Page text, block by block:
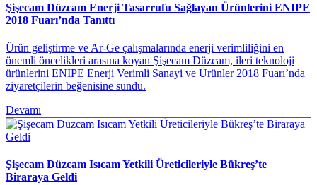
Şişecam Düzcam Enerji Tasarrufu Sağlayan Ürünlerini ENIPE
2018 Fuarı’nda Tanıttı
Ürün geliştirme ve Ar-Ge çalışmalarında enerji verimliliğini en
önemli öncelikleri arasına koyan Şişecam Düzcam, ileri teknoloji
ürünlerini ENIPE Enerji Verimli Sanayi ve Ürünler 2018 Fuarı’nda
ziyaretçilerin beğenisine sundu.
Devamı
Şişecam Düzcam Isıcam Yetkili Üreticileriyle Bükreş’te
Biraraya Geldi